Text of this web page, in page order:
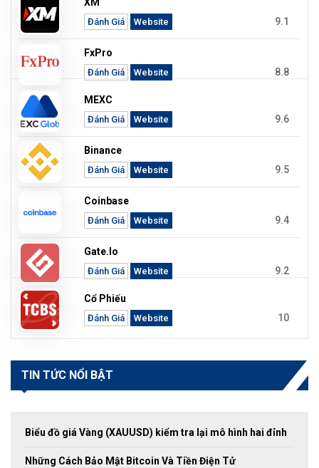
XM
Đánh Giá Website 9.1
FxPro
Đánh Giá Website 8.8
MEXC
Đánh Giá Website 9.6
Binance
Đánh Giá Website 9.5
Coinbase
Đánh Giá Website 9.4
Gate.io
Đánh Giá Website 9.2
Cổ Phiếu
Đánh Giá Website 10
TIN TỨC NỔI BẬT
Biểu đồ giá Vàng (XAUUSD) kiểm tra lại mô hình hai đỉnh
Những Cách Bảo Mật Bitcoin Và Tiền Điện Tử